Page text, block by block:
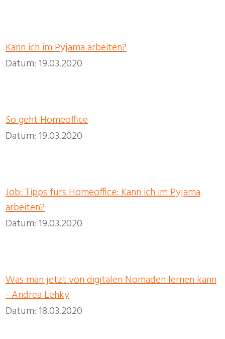
Kann ich im Pyjama arbeiten?
Datum: 19.03.2020
So geht Homeoffice
Datum: 19.03.2020
Job: Tipps fürs Homeoffice: Kann ich im Pyjama
arbeiten?
Datum: 19.03.2020
Was man jetzt von digitalen Nomaden lernen kann
- Andrea Lehky
Datum: 18.03.2020